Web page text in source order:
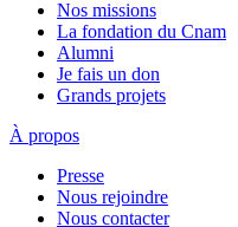
Nos missions
La fondation du Cnam
Alumni
Je fais un don
Grands projets
À propos
Presse
Nous rejoindre
Nous contacter